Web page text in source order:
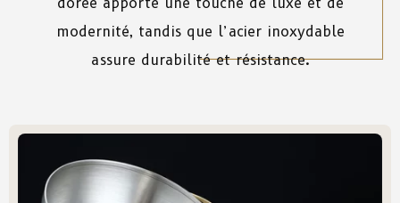
modernité, tandis que l’acier inoxydable
assure durabilité et résistance.